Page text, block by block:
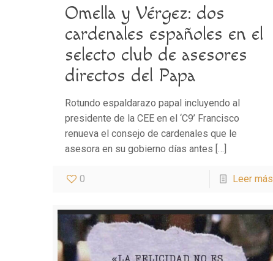
Omella y Vérgez: dos
cardenales españoles en el
selecto club de asesores
directos del Papa
Rotundo espaldarazo papal incluyendo al
presidente de la CEE en el ‘C9’ Francisco
renueva el consejo de cardenales que le
asesora en su gobierno días antes […]
0 Leer más